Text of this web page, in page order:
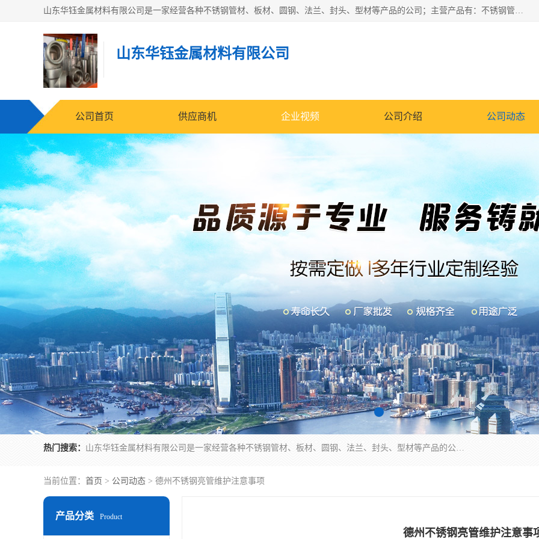
山东华钰金属材料有限公司是一家经营各种不锈钢管材、板材、圆钢、法兰、封头、型材等产品的公司；主营产品有：不锈钢管，激光切割，管件标准件，不锈钢圆钢，不锈钢人孔，不锈钢亮管，不锈钢角钢，不锈钢加工，不锈钢管子，不锈钢工业方管，不锈钢封头，不锈钢法兰，不锈钢阀门，不锈钢槽钢，不锈钢扁钢，不锈钢板等；可为客户制作各种规格的型材及不锈钢配件、非标准件及各种容器具等，能满足客户的不同采购要求。
山东华钰金属材料有限公司
公司首页 供应商机 企业视频 公司介绍 公司动态
热门搜索： 山东华钰金属材料有限公司是一家经营各种不锈钢管材、板材、圆钢、法兰、封头、型材等产品的公司；主营产品有：不锈钢管，激光切割，管件标准件，不锈钢圆钢，不锈钢人孔，不锈钢亮管，不锈钢角钢，不锈钢加工，不锈钢管子，不锈钢工业方管，不锈钢封头，不锈钢法兰，不锈钢阀门，不锈钢槽钢，不锈钢扁钢，不锈钢板等；可为客户制作各种规格的型材及不锈钢配件、非标准件及各种容器具等，能满足客户的不同采购要求。
当前位置： 首页 > 公司动态 > 德州不锈钢亮管维护注意事项
产品分类 Product
德州不锈钢亮管维护注意事